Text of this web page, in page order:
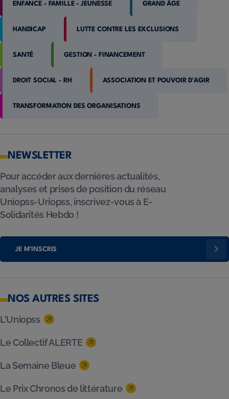
ENFANCE - FAMILLE - JEUNESSE GRAND ÂGE
HANDICAP LUTTE CONTRE LES EXCLUSIONS
SANTÉ GESTION - FINANCEMENT
DROIT SOCIAL - RH ASSOCIATION ET POUVOIR D'AGIR
TRANSFORMATION DES ORGANISATIONS
NEWSLETTER
Pour accéder aux dernières actualités,
analyses et prises de position du réseau
Uniopss-Uriopss, inscrivez-vous à E-
Solidarités Hebdo !
JE M'INSCRIS
NOS AUTRES SITES
L'Uniopss
Le Collectif ALERTE
La Semaine Bleue
Le Prix Chronos de littérature